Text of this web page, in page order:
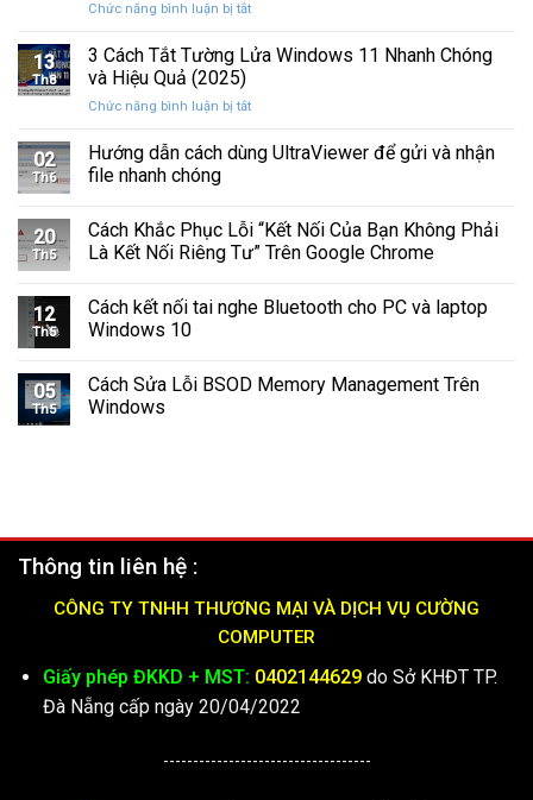
Cứng
Hỏng
Hình
Giác
Trên
C
Chức năng bình luận bị tắtở
Sửa
Âm
Khi
11
13
Th8
3 Cách Tắt Tường Lửa Windows 11 Nhanh Chóng
và Hiệu Quả (2025)
Chức năng bình luận bị tắtở
Cách
Tắt
Windows
11
và
02
Th6
Hướng dẫn cách dùng UltraViewer để gửi và nhận
file nhanh chóng
20
Th5
Cách Khắc Phục Lỗi “Kết Nối Của Bạn Không Phải
Là Kết Nối Riêng Tư” Trên Google Chrome
12
Th5
Cách kết nối tai nghe Bluetooth cho PC và laptop
Windows 10
05
Th5
Cách Sửa Lỗi BSOD Memory Management Trên
Windows
Thông tin liên hệ :
CÔNG TY TNHH THƯƠNG MẠI VÀ DỊCH VỤ CƯỜNG
COMPUTER
Giấy phép ĐKKD + MST: 0402144629do Sở KHĐT TP.
Đà Nẵng cấp ngày 20/04/2022
-----------------------------------